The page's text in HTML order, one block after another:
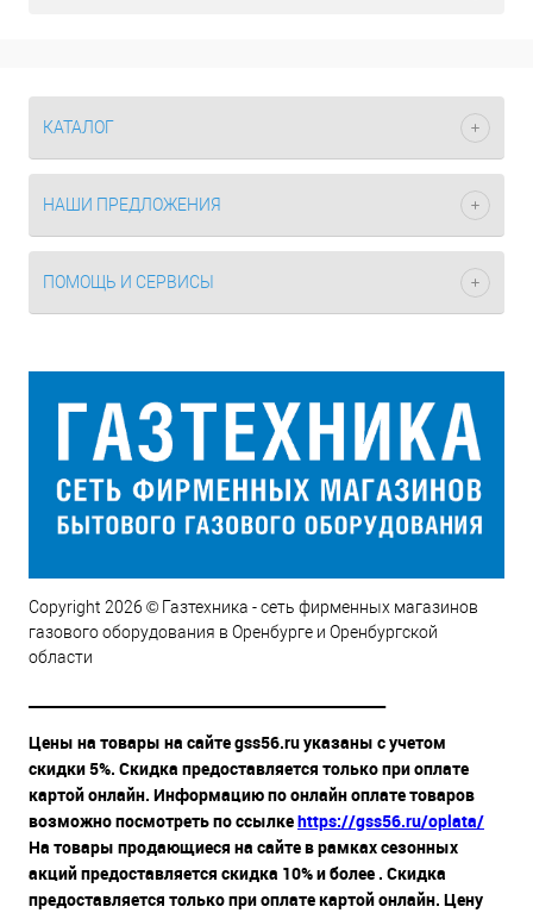
КАТАЛОГ
НАШИ ПРЕДЛОЖЕНИЯ
ПОМОЩЬ И СЕРВИСЫ
Copyright 2026 © Газтехника - сеть фирменных магазинов
газового оборудования в Оренбурге и Оренбургской
области
Цены на товары на сайте gss56.ru указаны с учетом
скидки 5%. Скидка предоставляется только при оплате
картой онлайн. Информацию по онлайн оплате товаров
возможно посмотреть по ссылкеhttps://gss56.ru/oplata/
На товары продающиеся на сайте в рамках сезонных
акций предоставляется скидка 10% и более . Скидка
предоставляется только при оплате картой онлайн. Цену